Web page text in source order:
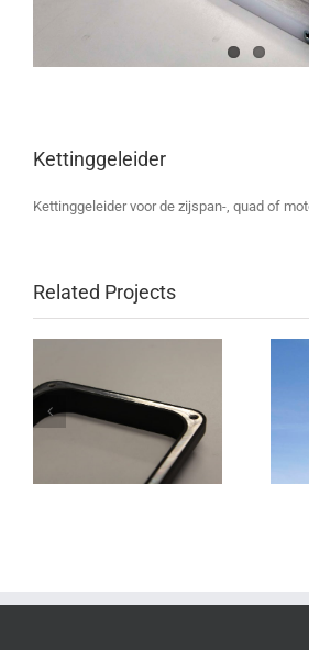
Kettinggeleider
Kettinggeleider voor de zijspan-, quad of
Related Projects